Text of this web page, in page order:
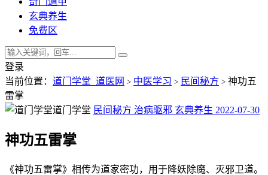
玄典养生
免费区
登录
当前位置： 道门学堂_道医网 > 中医学习 > 民间秘方 > 神功五
雷掌
道门学堂 民间秘方 治病驱邪 玄典养生 2022-07-30
神功五雷掌
《神功五雷掌》相传为道家密功，用于降妖除魔、灭邪卫道。